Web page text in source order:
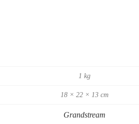
1 kg
18 × 22 × 13 cm
Grandstream